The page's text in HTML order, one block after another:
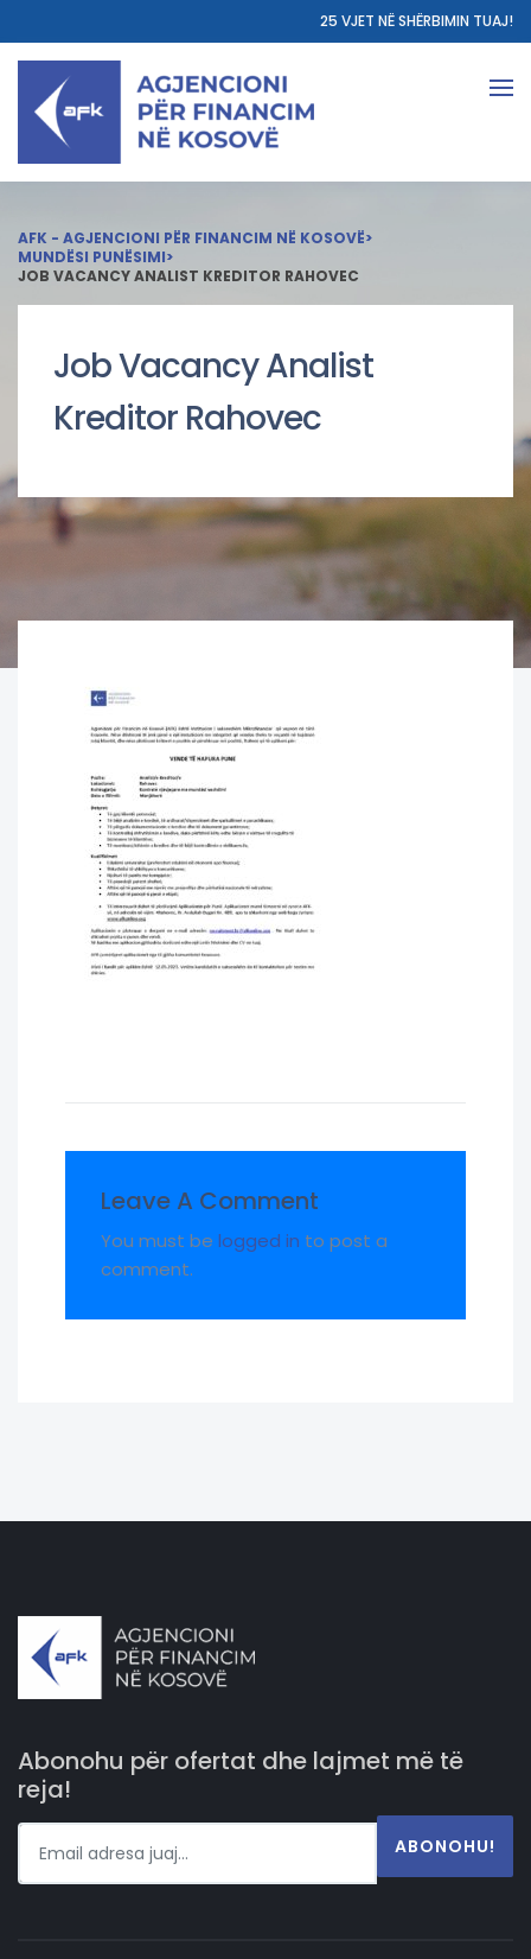
25 VJET NË SHËRBIMIN TUAJ!
AFK - AGJENCIONI PËR FINANCIM NË KOSOVË>
MUNDËSI PUNËSIMI>
JOB VACANCY ANALIST KREDITOR RAHOVEC
Job Vacancy Analist
Kreditor Rahovec
Leave A Comment
You must be logged in to post a
comment.
Abonohu për ofertat dhe lajmet më të
reja!
ABONOHU!